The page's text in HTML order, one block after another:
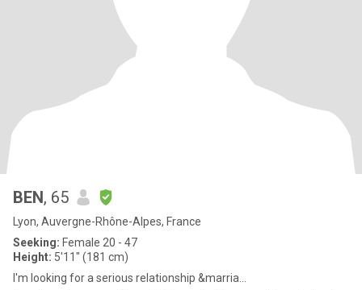
BEN, 65
Lyon, Auvergne-Rhône-Alpes, France
Seeking: Female 20 - 47
Height: 5'11" (181 cm)
I'm looking for a serious relationship &marria...